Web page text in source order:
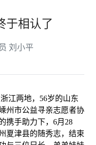
于相认了
刘小平
两地，56岁的山东
州市公益寻亲志愿者协
携手助力下，6月28
夏津县的随秀志，结束